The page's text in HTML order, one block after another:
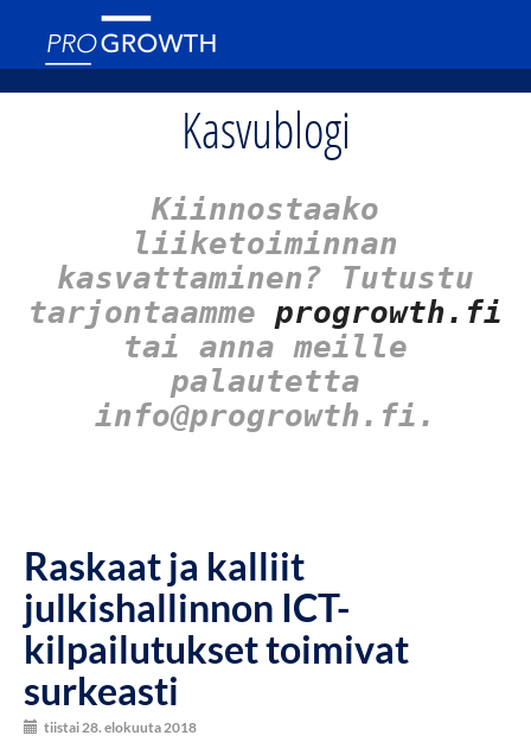
Kasvublogi
Kiinnostaako
liiketoiminnan
kasvattaminen? Tutustu
tarjontaamme progrowth.fi
tai anna meille
palautetta
info@progrowth.fi.
Raskaat ja kalliit
julkishallinnon ICT-
kilpailutukset toimivat
surkeasti
tiistai 28. elokuuta 2018